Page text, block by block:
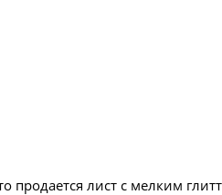
продается лист с мелким